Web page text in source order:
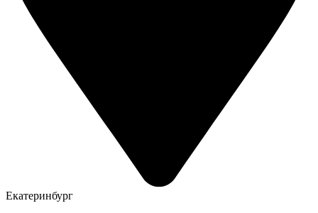
Екатеринбург